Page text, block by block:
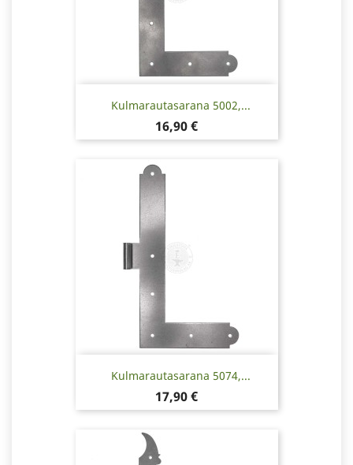
Kulmarautasarana 5002,...
Hinta
16,90 €
Kulmarautasarana 5074,...
Hinta
17,90 €